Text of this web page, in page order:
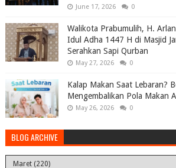
June 17, 2026 0
Walikota Prabumulih, H.
Idul Adha 1447 H di Masjid
Serahkan Sapi Qurban
May 27, 2026 0
Kalap Makan Saat Lebaran?
Mengembalikan Pola Makan
May 26, 2026 0
BLOG ARCHIVE